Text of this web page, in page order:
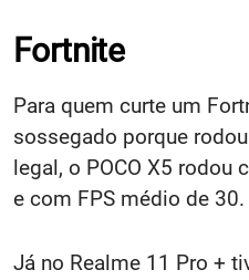
Fortnite
Para quem curte um
sossegado porque
legal, o POCO X5 rodou
e com FPS médio de 30.
Já no Realme 11 Pro +